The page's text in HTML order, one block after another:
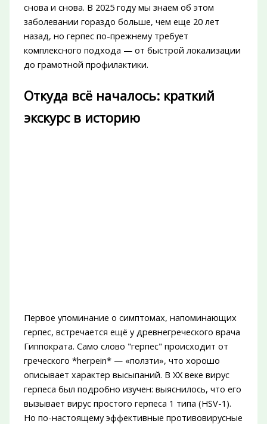
снова и снова. В 2025 году мы знаем об этом
заболевании гораздо больше, чем еще 20 лет
назад, но герпес по-прежнему требует
комплексного подхода — от быстрой локализации
до грамотной профилактики.
Откуда всё началось: краткий
экскурс в историю
Первое упоминание о симптомах, напоминающих
герпес, встречается ещё у древнегреческого врача
Гиппократа. Само слово "герпес" происходит от
греческого *herpein* — «ползти», что хорошо
описывает характер высыпаний. В XX веке вирус
герпеса был подробно изучен: выяснилось, что его
вызывает вирус простого герпеса 1 типа (HSV-1).
Но по-настоящему эффективные противовирусные